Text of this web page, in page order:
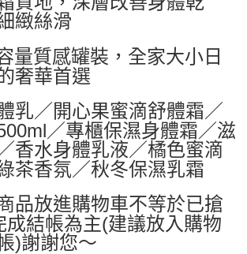
查看運費
緻絲滑
量質感罐裝，全家大小日
奢華首選
乳／開心果蜜滴舒體霜／
／專櫃保濕身體霜／滋
香水身體乳液／橘色蜜滴
茶香氛／秋冬保濕乳霜
品放進購物車不等於已搶
成結帳為主(建議放入購物
)謝謝您～